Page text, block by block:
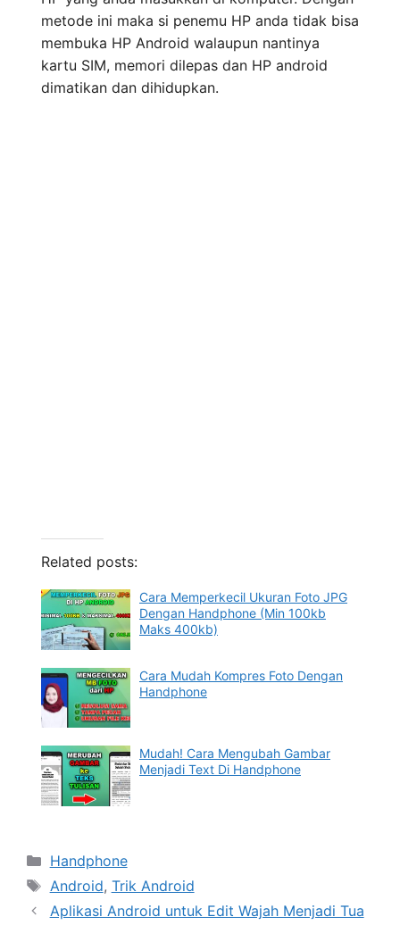
metode ini maka si penemu HP anda tidak bisa
membuka HP Android walaupun nantinya
kartu SIM, memori dilepas dan HP android
dimatikan dan dihidupkan.
Related posts:
Cara Memperkecil Ukuran Foto JPG
Dengan Handphone (Min 100kb
Maks 400kb)
Cara Mudah Kompres Foto Dengan
Handphone
Mudah! Cara Mengubah Gambar
Menjadi Text Di Handphone
Categories
Handphone
Tags
Android, Trik Android
Aplikasi Android untuk Edit Wajah Menjadi Tua